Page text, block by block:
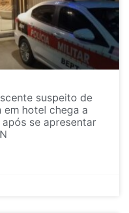
suspeito de
em hotel chega a
se apresentar